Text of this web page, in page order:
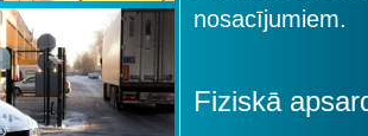
nosacījumiem.
Fiziskā